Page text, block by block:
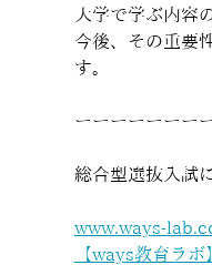
大学で学ぶ内容
今後、その重要
す。
ーーーーーーー
総合型選抜入試
www.ways-
【ways教育ラボ